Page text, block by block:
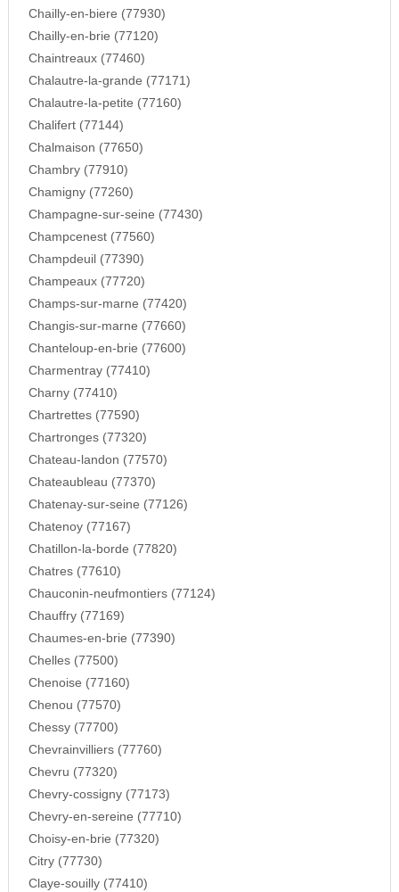
Chailly-en-biere (77930)
Chailly-en-brie (77120)
Chaintreaux (77460)
Chalautre-la-grande (77171)
Chalautre-la-petite (77160)
Chalifert (77144)
Chalmaison (77650)
Chambry (77910)
Chamigny (77260)
Champagne-sur-seine (77430)
Champcenest (77560)
Champdeuil (77390)
Champeaux (77720)
Champs-sur-marne (77420)
Changis-sur-marne (77660)
Chanteloup-en-brie (77600)
Charmentray (77410)
Charny (77410)
Chartrettes (77590)
Chartronges (77320)
Chateau-landon (77570)
Chateaubleau (77370)
Chatenay-sur-seine (77126)
Chatenoy (77167)
Chatillon-la-borde (77820)
Chatres (77610)
Chauconin-neufmontiers (77124)
Chauffry (77169)
Chaumes-en-brie (77390)
Chelles (77500)
Chenoise (77160)
Chenou (77570)
Chessy (77700)
Chevrainvilliers (77760)
Chevru (77320)
Chevry-cossigny (77173)
Chevry-en-sereine (77710)
Choisy-en-brie (77320)
Citry (77730)
Claye-souilly (77410)